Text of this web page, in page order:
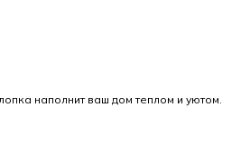
наполнит ваш дом теплом и уютом.